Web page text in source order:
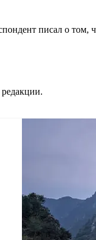
писал о том,